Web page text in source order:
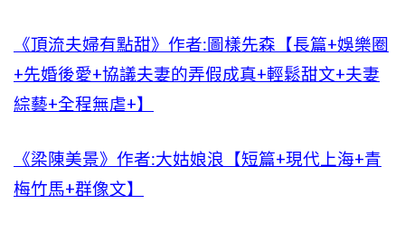
《頂流夫婦有點甜》作者:圖樣先森【長篇+娛樂圈
+先婚後愛+協議夫妻的弄假成真+輕鬆甜文+夫妻
綜藝+全程無虐+】
《梁陳美景》作者:大姑娘浪【短篇+現代上海+青
梅竹馬+群像文】